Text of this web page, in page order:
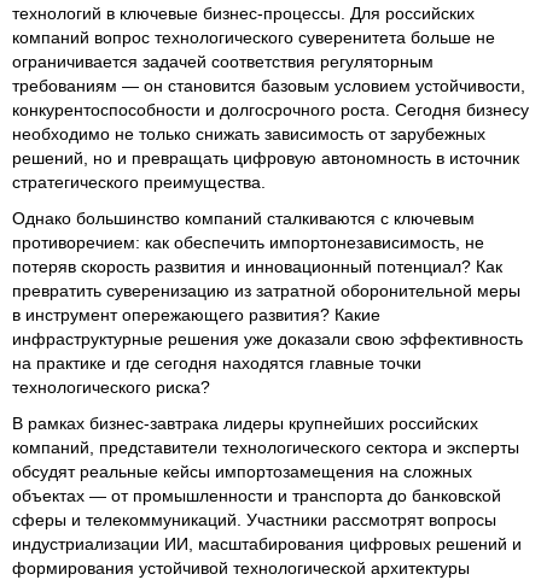
технологий в ключевые бизнес-процессы. Для российских
компаний вопрос технологического суверенитета больше не
ограничивается задачей соответствия регуляторным
требованиям — он становится базовым условием устойчивости,
конкурентоспособности и долгосрочного роста. Сегодня бизнесу
необходимо не только снижать зависимость от зарубежных
решений, но и превращать цифровую автономность в источник
стратегического преимущества.
Однако большинство компаний сталкиваются с ключевым
противоречием: как обеспечить импортонезависимость, не
потеряв скорость развития и инновационный потенциал? Как
превратить суверенизацию из затратной оборонительной меры
в инструмент опережающего развития? Какие
инфраструктурные решения уже доказали свою эффективность
на практике и где сегодня находятся главные точки
технологического риска?
В рамках бизнес-завтрака лидеры крупнейших российских
компаний, представители технологического сектора и эксперты
обсудят реальные кейсы импортозамещения на сложных
объектах — от промышленности и транспорта до банковской
сферы и телекоммуникаций. Участники рассмотрят вопросы
индустриализации ИИ, масштабирования цифровых решений и
формирования устойчивой технологической архитектуры